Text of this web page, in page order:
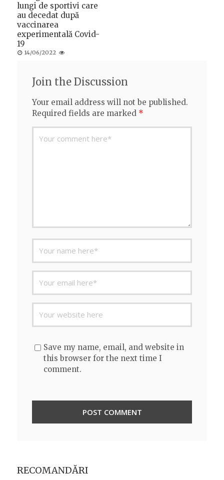
lungi de sportivi care
au decedat după
vaccinarea
experimentală Covid-
19
Posted
14/06/2022
Join the Discussion
Your email address will not be published.
Required fields are marked *
Save my name, email, and website in
this browser for the next time I
comment.
RECOMANDĂRI